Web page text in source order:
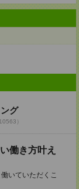
グ
）
働き方叶え
いていただくこ